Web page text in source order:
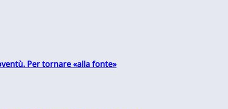
Per tornare «alla fonte»